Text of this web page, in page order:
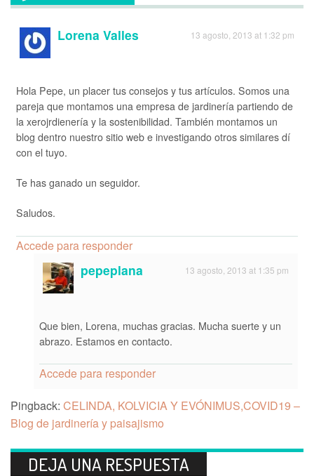
Lorena Valles 13 agosto, 2013 at 1:32 pm
Hola Pepe, un placer tus consejos y tus artículos. Somos una
pareja que montamos una empresa de jardinería partiendo de
la xerojrdienería y la sostenibilidad. También montamos un
blog dentro nuestro sitio web e investigando otros similares dí
con el tuyo.
Te has ganado un seguidor.
Saludos.
Accede para responder
pepeplana 13 agosto, 2013 at 1:35 pm
Que bien, Lorena, muchas gracias. Mucha suerte y un
abrazo. Estamos en contacto.
Accede para responder
Pingback: CELINDA, KOLVICIA Y EVÓNIMUS,COVID19 –
Blog de jardinería y paisajismo
DEJA UNA RESPUESTA